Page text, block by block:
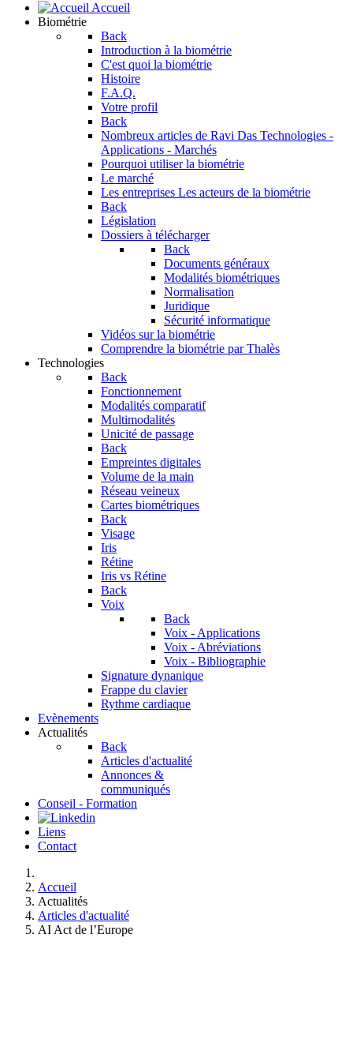
Accueil
Biométrie
Back
Introduction à la biométrie
C'est quoi la biométrie
Histoire
F.A.Q.
Votre profil
Back
Nombreux articles de Ravi Das Technologies -
Applications - Marchés
Pourquoi utiliser la biométrie
Le marché
Les entreprises Les acteurs de la biométrie
Back
Législation
Dossiers à télécharger
Back
Documents généraux
Modalités biométriques
Normalisation
Juridique
Sécurité informatique
Vidéos sur la biométrie
Comprendre la biométrie par Thalès
Technologies
Back
Fonctionnement
Modalités comparatif
Multimodalités
Unicité de passage
Back
Empreintes digitales
Volume de la main
Réseau veineux
Cartes biométriques
Back
Visage
Iris
Rétine
Iris vs Rétine
Back
Voix
Back
Voix - Applications
Voix - Abréviations
Voix - Bibliographie
Signature dynanique
Frappe du clavier
Rythme cardiaque
Evènements
Actualités
Back
Articles d'actualité
Annonces &
communiqués
Conseil - Formation
Liens
Contact
Accueil
Actualités
Articles d'actualité
AI Act de l’Europe